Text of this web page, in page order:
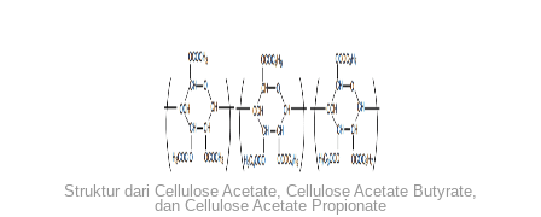
Struktur dari Cellulose Acetate, Cellulose Acetate Butyrate,
dan Cellulose Acetate Propionate